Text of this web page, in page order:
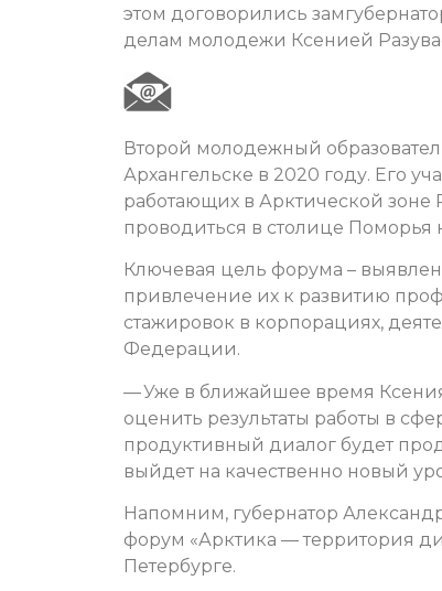
этом договорились
делам молодежи Ксенией
Второй молодежный
Архангельске в 2020 году. Его
работающих в Арктической
проводиться в столице Поморья
Ключевая цель форума –
привлечение их к развитию
стажировок в корпорациях,
Федерации.
— Уже в ближайшее время Ксения
оценить результаты работы в
продуктивный диалог будет
выйдет на качественно новый
Напомним, губернатор
форум «Арктика — территория
Петербурге.